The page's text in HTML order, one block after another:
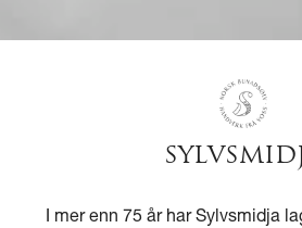
I mer enn 75 år har Sylvsmidja